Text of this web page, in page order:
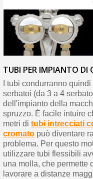
TUBI PER IMPIANTO DI
I tubi condurranno
serbatoi (da 3 a 4
dell'impianto della
spruzzo. È facile intuire
metri di tubi intrecciati
cromatopuò diventare
problema. Per questo
utilizzare tubi flessibili
una molla, che permette
lavorare a distanze